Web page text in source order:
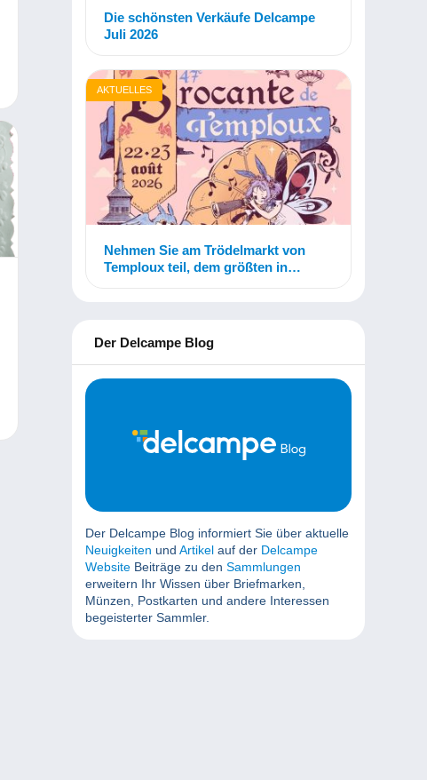
Die schönsten Verkäufe Delcampe
Juli 2026
AKTUELLES
Nehmen Sie am Trödelmarkt von
Temploux teil, dem größten in
Der Delcampe Blog
Der Delcampe Blog informiert Sie über aktuelle
Neuigkeiten und Artikel auf der Delcampe
Website Beiträge zu den Sammlungen
erweitern Ihr Wissen über Briefmarken,
Münzen, Postkarten und andere Interessen
begeisterter Sammler.